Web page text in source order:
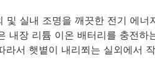
실내 조명을 깨끗한 전기 에
내장 리튬 이온 배터리를 충전
라서 햇볕이 내리쬐는 실외에서